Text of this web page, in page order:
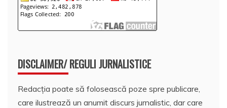
DISCLAIMER/ REGULI JURNALISTICE
Redacția poate să folosească poze spre publicare,
care ilustrează un anumit discurs jurnalistic, dar care